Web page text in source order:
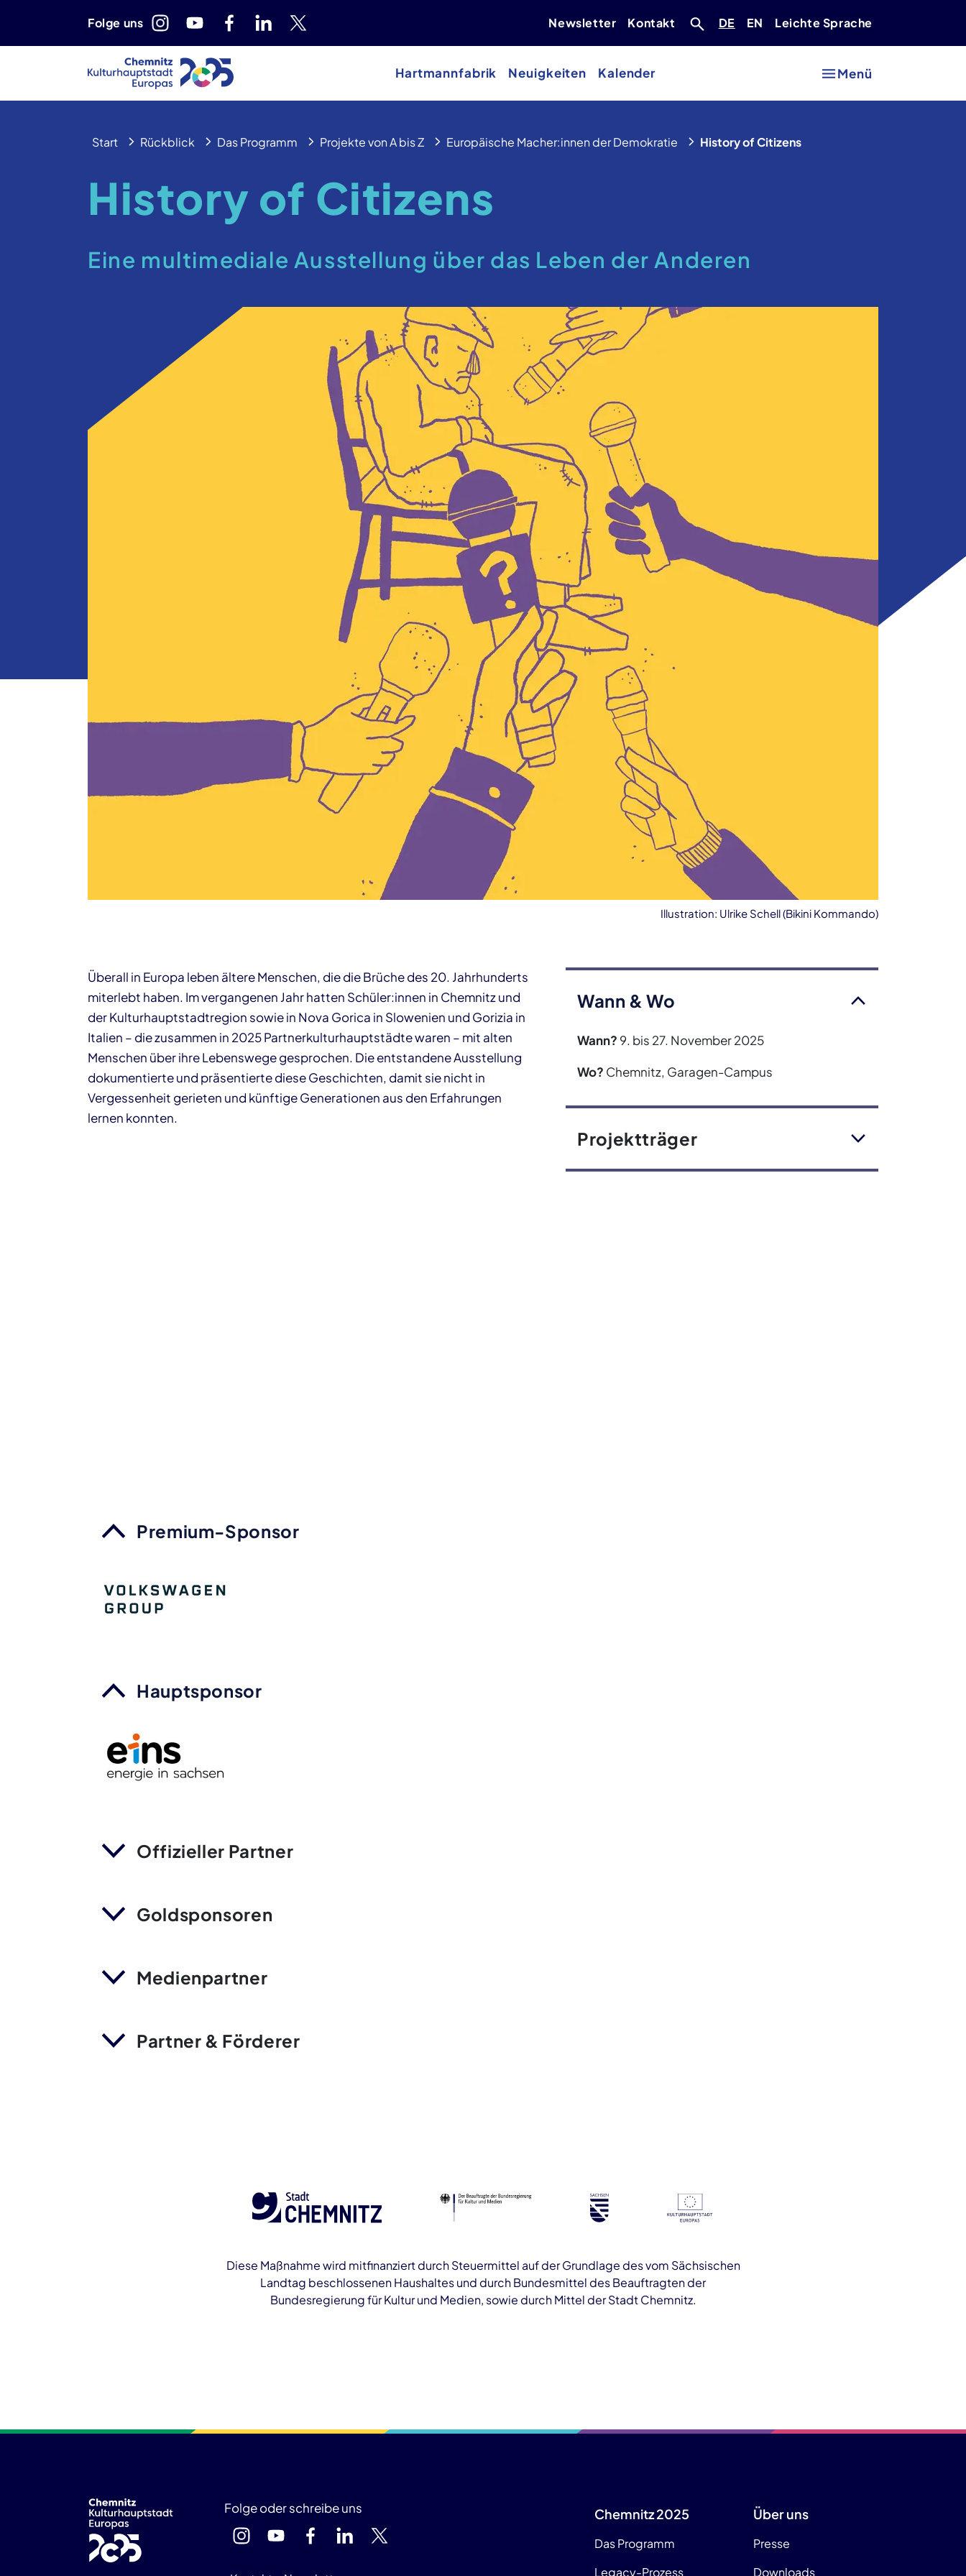
Folge uns Newsletter Kontakt Deutsch
DE Englisch
EN Leichte Sprache
Hartmannfabrik Neuigkeiten Kalender Menü
Start Rückblick Das Programm Projekte von A bis Z Europäische Macher:innen der Demokratie History of Citizens
History of Citizens
Eine multimediale Ausstellung über das Leben der Anderen
Illustration: Ulrike Schell (Bikini Kommando)
Überall in Europa leben ältere Menschen, die die Brüche des 20. Jahrhunderts
miterlebt haben. Im vergangenen Jahr hatten Schüler:innen in Chemnitz und
der Kulturhauptstadtregion sowie in Nova Gorica in Slowenien und Gorizia in
Italien – die zusammen in 2025 Partnerkulturhauptstädte waren – mit alten
Menschen über ihre Lebenswege gesprochen. Die entstandene Ausstellung
dokumentierte und präsentierte diese Geschichten, damit sie nicht in
Vergessenheit gerieten und künftige Generationen aus den Erfahrungen
lernen konnten.
Wann & Wo
Wann? 9. bis 27. November 2025
Wo? Chemnitz, Garagen-Campus
Projektträger
Premium-Sponsor
Hauptsponsor
Offizieller Partner
Goldsponsoren
Medienpartner
Partner & Förderer
Diese Maßnahme wird mitfinanziert durch Steuermittel auf der Grundlage des vom Sächsischen
Landtag beschlossenen Haushaltes und durch Bundesmittel des Beauftragten der
Bundesregierung für Kultur und Medien, sowie durch Mittel der Stadt Chemnitz.
Folge oder schreibe uns Chemnitz 2025
Das Programm
Legacy-Prozess
Über uns
Presse
Downloads